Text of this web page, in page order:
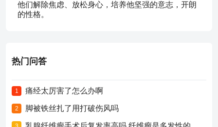
他们解除焦虑、放松身心，培养他坚强的意志，开朗
的性格。
热门问答
1 痛经太厉害了怎么办啊
2 脚被铁丝扎了用打破伤风吗